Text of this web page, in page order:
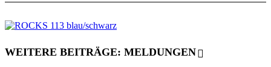
WEITERE BEITRÄGE: MELDUNGEN